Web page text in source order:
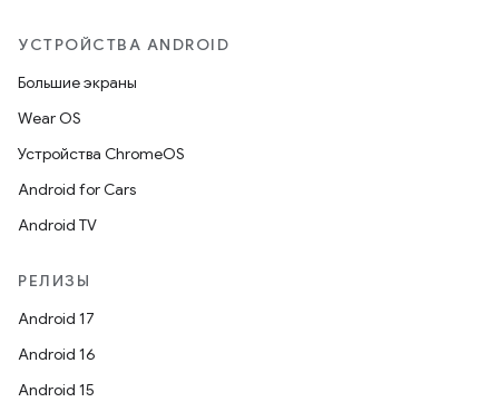
УСТРОЙСТВА ANDROID
Большие экраны
Wear OS
Устройства ChromeOS
Android for Cars
Android TV
РЕЛИЗЫ
Android 17
Android 16
Android 15